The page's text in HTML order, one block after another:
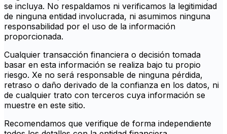
se incluya. No respaldamos ni verificamos la legitimidad
de ninguna entidad involucrada, ni asumimos ninguna
responsabilidad por el uso de la información
proporcionada.
Cualquier transacción financiera o decisión tomada
basar en esta información se realiza bajo tu propio
riesgo. Xe no será responsable de ninguna pérdida,
retraso o daño derivado de la confianza en los datos, ni
de cualquier trato con terceros cuya información se
muestre en este sitio.
Recomendamos que verifique de forma independiente